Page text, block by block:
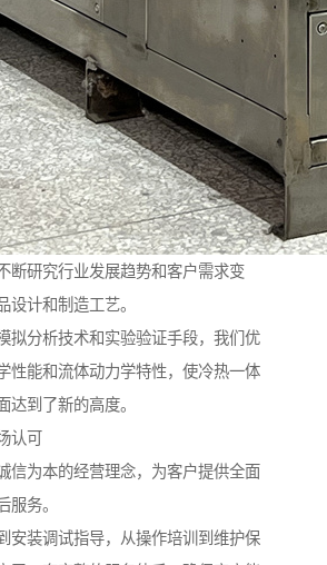
断研究行业发展趋势和客户需求变
设计和制造工艺。
拟分析技术和实验验证手段，我们优
性能和流体动力学特性，使冷热一体
达到了新的高度。
认可
信为本的经营理念，为客户提供全面
服务。
安装调试指导，从操作培训到维护保